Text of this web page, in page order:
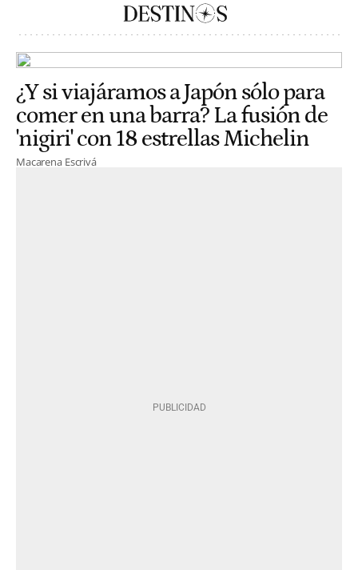
¿Y si viajáramos a Japón sólo para
comer en una barra? La fusión de
'nigiri' con 18 estrellas Michelin
Macarena Escrivá